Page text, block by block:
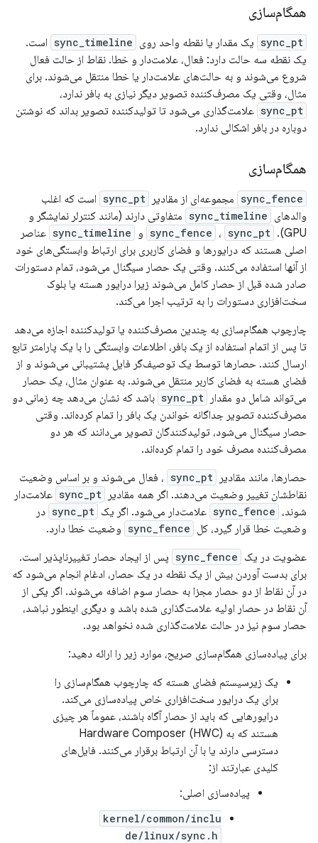
همگام‌سازی
sync_pt یک مقدار یا نقطه واحد روی sync_timeline است.
یک نقطه سه حالت دارد: فعال، علامت‌دار و خطا. نقاط از حالت فعال
شروع می‌شوند و به حالت‌های علامت‌دار یا خطا منتقل می‌شوند. برای
مثال، وقتی یک مصرف‌کننده تصویر دیگر نیازی به بافر ندارد،
sync_pt علامت‌گذاری می‌شود تا تولیدکننده تصویر بداند که نوشتن
دوباره در بافر اشکالی ندارد.
همگام‌سازی
sync_fence مجموعه‌ای از مقادیر sync_pt است که اغلب
والدهای sync_timeline متفاوتی دارند (مانند کنترلر نمایشگر و
GPU).
sync_fence ، sync_pt و sync_timeline عناصر
اصلی هستند که درایورها و فضای کاربری برای ارتباط وابستگی‌های خود
از آنها استفاده می‌کنند. وقتی یک حصار سیگنال می‌شود، تمام دستورات
صادر شده قبل از حصار کامل می‌شوند زیرا درایور هسته یا بلوک
سخت‌افزاری دستورات را به ترتیب اجرا می‌کند.
چارچوب همگام‌سازی به چندین مصرف‌کننده یا تولیدکننده اجازه می‌دهد
تا پس از اتمام استفاده از یک بافر، اطلاعات وابستگی را با یک پارامتر تابع
ارسال کنند. حصارها توسط یک توصیف‌گر فایل پشتیبانی می‌شوند و از
فضای هسته به فضای کاربر منتقل می‌شوند. به عنوان مثال، یک حصار
می‌تواند شامل دو مقدار
sync_pt باشد که نشان می‌دهد چه زمانی دو
مصرف‌کننده تصویر جداگانه خواندن یک بافر را تمام کرده‌اند. وقتی
حصار سیگنال می‌شود، تولیدکنندگان تصویر می‌دانند که هر دو
مصرف‌کننده مصرف خود را تمام کرده‌اند.
حصارها، مانند مقادیر
sync_pt ، فعال می‌شوند و بر اساس وضعیت
نقاطشان تغییر وضعیت می‌دهند. اگر همه مقادیر
sync_pt علامت‌دار
شوند، sync_fence علامت‌دار می‌شود. اگر یک sync_pt در
وضعیت خطا قرار گیرد، کل sync_fence وضعیت خطا دارد.
عضویت در یک sync_fence پس از ایجاد حصار تغییرناپذیر است.
برای بدست آوردن بیش از یک نقطه در یک حصار، ادغام انجام می‌شود که
در آن نقاط از دو حصار مجزا به حصار سوم اضافه می‌شوند. اگر یکی از
آن نقاط در حصار اولیه علامت‌گذاری شده باشد و دیگری اینطور نباشد،
حصار سوم نیز در حالت علامت‌گذاری شده نخواهد بود.
برای پیاده‌سازی همگام‌سازی صریح، موارد زیر را ارائه دهید:
یک زیرسیستم فضای هسته که چارچوب همگام‌سازی را
برای یک درایور سخت‌افزاری خاص پیاده‌سازی می‌کند.
درایورهایی که باید از حصار آگاه باشند، عموماً هر چیزی
هستند که به Hardware Composer (HWC)
دسترسی دارند یا با آن ارتباط برقرار می‌کنند. فایل‌های
کلیدی عبارتند از:
پیاده‌سازی اصلی:
kernel/common/inclu
de/linux/sync.h